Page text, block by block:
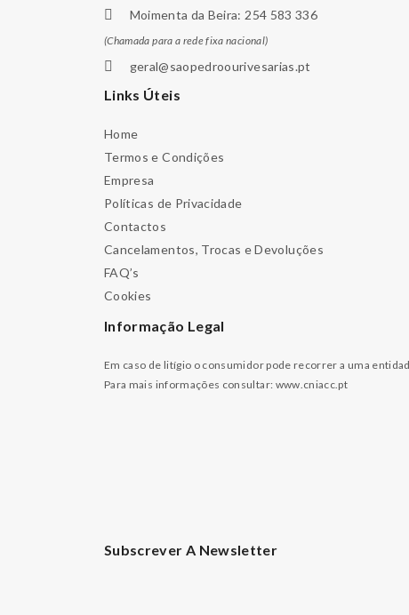
Moimenta da Beira: 254 583 336
(Chamada para a rede fixa nacional)
geral@saopedroourivesarias.pt
Links Úteis
Home
Termos e Condições
Empresa
Políticas de Privacidade
Contactos
Cancelamentos, Trocas e Devoluções
FAQ’s
Cookies
Informação Legal
Em caso de litígio o consumidor pode recorrer a uma
Para mais informações consultar: www.cniacc.pt
Subscrever A Newsletter